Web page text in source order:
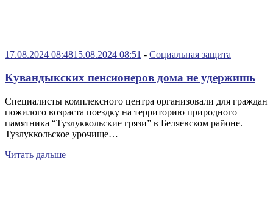
17.08.2024 08:4815.08.2024 08:51 - Социальная защита
Кувандыкских пенсионеров дома не удержишь
Специалисты комплексного центра организовали для граждан
пожилого возраста поездку на территорию природного
памятника “Тузлуккольские грязи” в Беляевском районе.
Тузлуккольское урочище…
Читать дальше